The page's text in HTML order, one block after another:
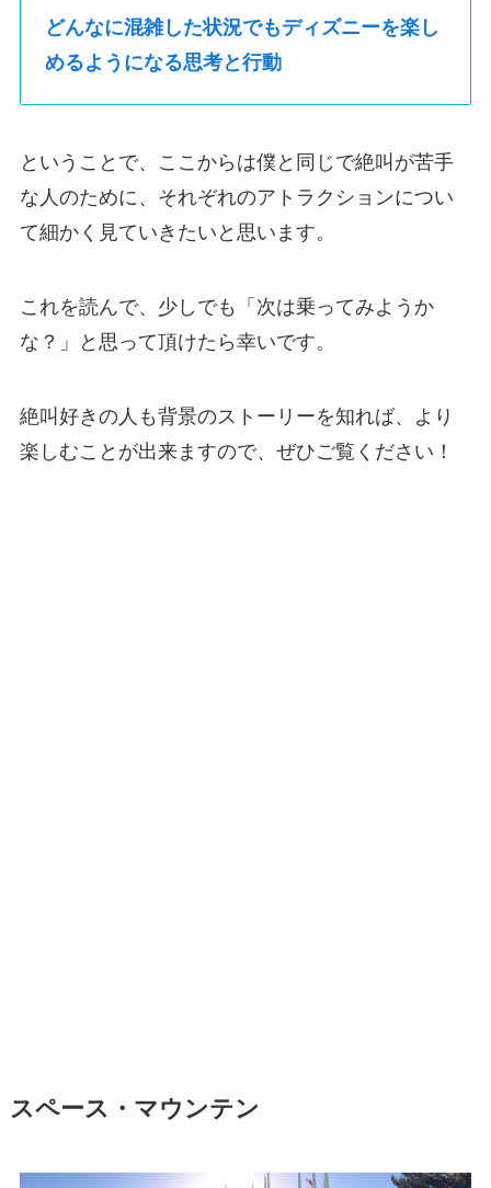
どんなに混雑した状況でもディズニーを楽し
めるようになる思考と行動
ということで、ここからは僕と同じで絶叫が苦手
な人のために、それぞれのアトラクションについ
て細かく見ていきたいと思います。
これを読んで、少しでも「次は乗ってみようか
な？」と思って頂けたら幸いです。
絶叫好きの人も背景のストーリーを知れば、より
楽しむことが出来ますので、ぜひご覧ください！
スペース・マウンテン